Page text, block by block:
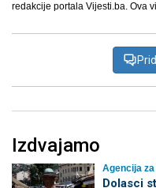
redakcije portala Vijesti.ba. Ova
Izdvajamo
Agencija
Dolasci